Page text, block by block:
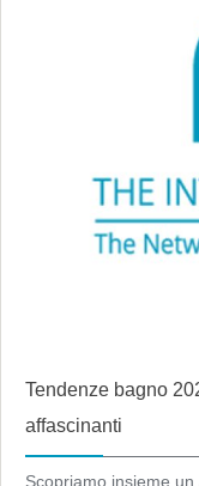
Tendenze bagno
affascinanti
Scopriamo insieme